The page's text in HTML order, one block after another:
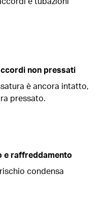
non pressati
è ancora intatto,
pressato.
e raffreddamento
condensa